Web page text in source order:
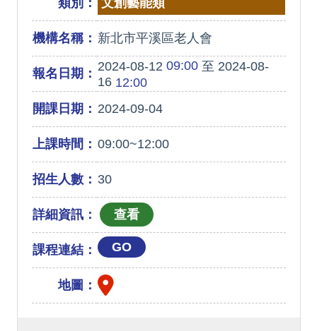
類別： 文創藝能類
機構名稱： 新北市平溪區老人會
報名日期： 2024-08-12 09:00至 2024-08-
1612:00
開課日期： 2024-09-04
上課時間： 09:00~12:00
招生人數： 30
詳細資訊：
課程連結： GO
地圖：